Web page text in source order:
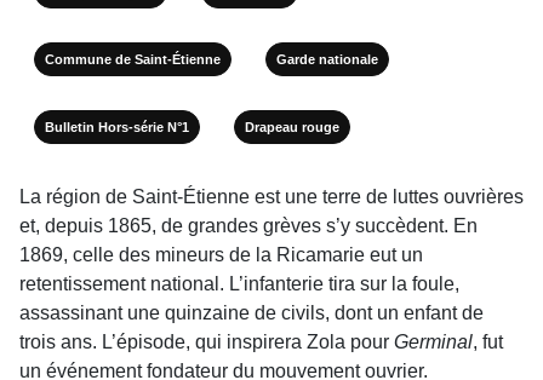
Commune de Saint-Étienne Garde nationale
Bulletin Hors-série N°1 Drapeau rouge
La région de Saint-Étienne est une terre de luttes ouvrières
et, depuis 1865, de grandes grèves s’y succèdent. En
1869, celle des mineurs de la Ricamarie eut un
retentissement national. L’infanterie tira sur la foule,
assassinant une quinzaine de civils, dont un enfant de
trois ans. L’épisode, qui inspirera Zola pour Germinal, fut
un événement fondateur du mouve­ment ouvrier.